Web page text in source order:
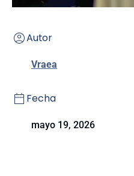
Autor
Vraea
Fecha
mayo 19, 2026